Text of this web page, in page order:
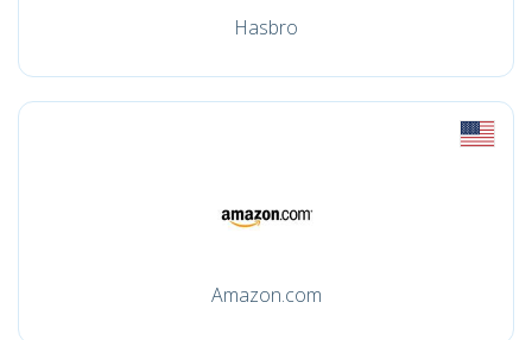
Hasbro
Amazon.com